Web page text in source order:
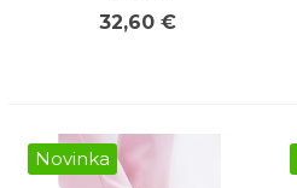
32,60 €
Novinka